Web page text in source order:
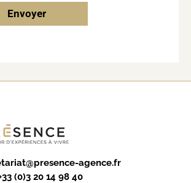
Envoyer
agence.fr
(0)3 20 14 98 40